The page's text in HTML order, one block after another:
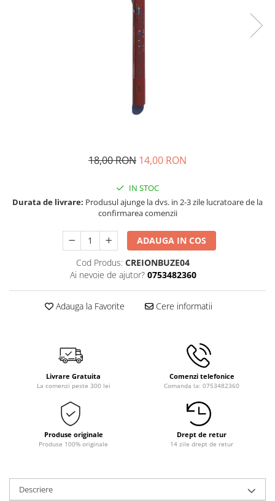
18,00 RON 14,00 RON
IN STOC
Durata de livrare: Produsul ajunge la dvs. in 2-3 zile lucratoare de la
confirmarea comenzii
ADAUGA IN COS
Cod Produs: CREIONBUZE04
Ai nevoie de ajutor? 0753482360
Adauga la Favorite Cere informatii
Livrare Gratuita
La comenzi peste 300 lei
Comenzi telefonice
Comanda la: 0753482360
Produse originale
Produse 100% originale
Drept de retur
14 zile drept de retur
Descriere